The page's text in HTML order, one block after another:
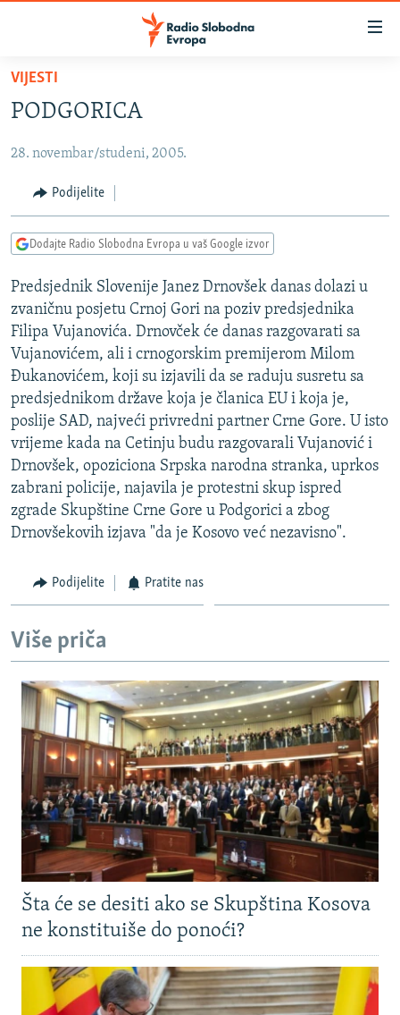
Pređite
glavni
Pređite
Pređite
pretragu
SRBIJA
KOSOVO
VIZUELNO
VIDEO
FOTOGALERIJE
INFOGRAFIKE
PODCASTI
RAT U UKRAJINI
KINA NA BALKANU
RSE PRIČE IZ SVIJETA
ISPRIČAJ MI
DNEVNO@RSE
SPECIJALI RSE
VIŠE OD NASLOVA
GENOCID U SREBRENICI
POPLAVE I KLIZIŠTA U BIH 2024.
POST SCRIPTUM
TRI DECENIJE OD RATA U BIH
SVE KARTE DEJTONA
NASTANAK I RASPAD JUGOSLAVIJE
PRATITE NAS
VIJESTI
PODGORICA
28. novembar/studeni, 2005.
Podijelite
Dodajte Radio Slobodna Evropa u vaš Google izvor
Predsjednik Slovenije Janez Drnovšek danas dolazi u
zvaničnu posjetu Crnoj Gori na poziv predsjednika
Filipa Vujanovića. Drnovček će danas razgovarati sa
Vujanovićem, ali i crnogorskim premijerom Milom
Đukanovićem, koji su izjavili da se raduju susretu sa
predsjednikom države koja je članica EU i koja je,
poslije SAD, najveći privredni partner Crne Gore. U isto
vrijeme kada na Cetinju budu razgovarali Vujanović i
Drnovšek, opoziciona Srpska narodna stranka, uprkos
zabrani policije, najavila je protestni skup ispred
zgrade Skupštine Crne Gore u Podgorici a zbog
Drnovšekovih izjava "da je Kosovo već nezavisno".
Podijelite Pratite nas
Više priča
Šta će se desiti ako se Skupština Kosova
ne konstituiše do ponoći?